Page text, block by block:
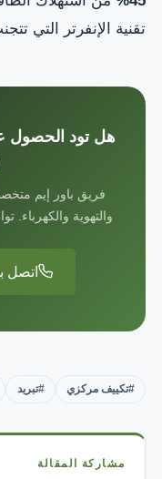
تقنية الإنفرتر التي
هل تود الحصول
فريق باور إيم
والتهوية
اتصل
#تكييف مركزي #تبريد
مشاركة المقالة